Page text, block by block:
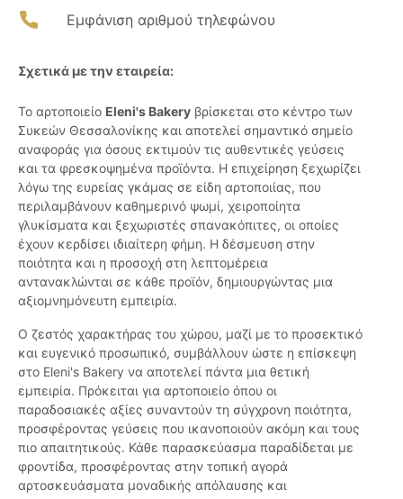
Εμφάνιση αριθμού τηλεφώνου
Σχετικά με την εταιρεία:
Το αρτοποιείο Eleni's Bakery βρίσκεται στο κέντρο των
Συκεών Θεσσαλονίκης και αποτελεί σημαντικό σημείο
αναφοράς για όσους εκτιμούν τις αυθεντικές γεύσεις
και τα φρεσκοψημένα προϊόντα. Η επιχείρηση ξεχωρίζει
λόγω της ευρείας γκάμας σε είδη αρτοποιίας, που
περιλαμβάνουν καθημερινό ψωμί, χειροποίητα
γλυκίσματα και ξεχωριστές σπανακόπιτες, οι οποίες
έχουν κερδίσει ιδιαίτερη φήμη. Η δέσμευση στην
ποιότητα και η προσοχή στη λεπτομέρεια
αντανακλώνται σε κάθε προϊόν, δημιουργώντας μια
αξιομνημόνευτη εμπειρία.
Ο ζεστός χαρακτήρας του χώρου, μαζί με το προσεκτικό
και ευγενικό προσωπικό, συμβάλλουν ώστε η επίσκεψη
στο Eleni's Bakery να αποτελεί πάντα μια θετική
εμπειρία. Πρόκειται για αρτοποιείο όπου οι
παραδοσιακές αξίες συναντούν τη σύγχρονη ποιότητα,
προσφέροντας γεύσεις που ικανοποιούν ακόμη και τους
πιο απαιτητικούς. Κάθε παρασκεύασμα παραδίδεται με
φροντίδα, προσφέροντας στην τοπική αγορά
αρτοσκευάσματα μοναδικής απόλαυσης και